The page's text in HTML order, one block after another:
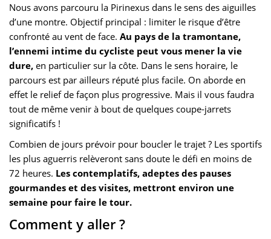
Nous avons parcouru la Pirinexus dans le sens des aiguilles
d’une montre. Objectif principal : limiter le risque d’être
confronté au vent de face. Au pays de la tramontane,
l’ennemi intime du cycliste peut vous mener la vie
dure, en particulier sur la côte. Dans le sens horaire, le
parcours est par ailleurs réputé plus facile. On aborde en
effet le relief de façon plus progressive. Mais il vous faudra
tout de même venir à bout de quelques coupe-jarrets
significatifs !
Combien de jours prévoir pour boucler le trajet ? Les sportifs
les plus aguerris relèveront sans doute le défi en moins de
72 heures. Les contemplatifs, adeptes des pauses
gourmandes et des visites, mettront environ une
semaine pour faire le tour.
Comment y aller ?